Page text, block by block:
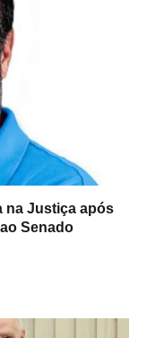
na Justiça após
Senado